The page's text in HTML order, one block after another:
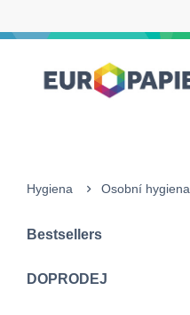
Hygiena Osobní hygiena
Bestsellers
DOPRODEJ